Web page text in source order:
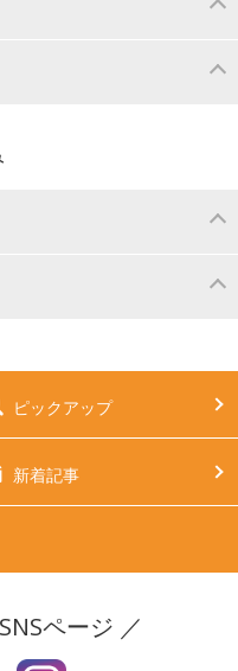
3ヶ月
後5ヶ月
11ヶ月
ピックアップ
新着記事
ページ ／